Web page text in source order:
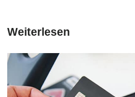
Weiterlesen